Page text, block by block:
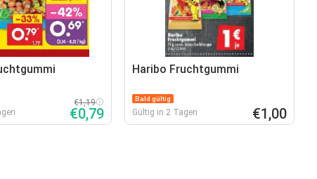
€1,19
€0,79
Haribo Fruchtgummi
Bald gültig
Gültig in 2 Tagen €1,00